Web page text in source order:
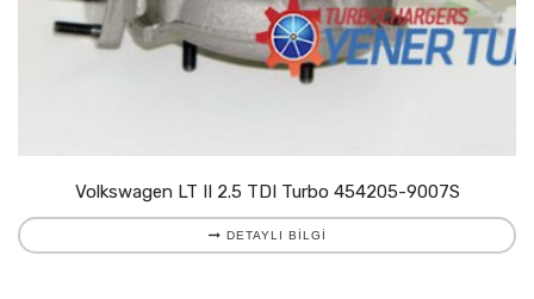
Volkswagen LT II 2.5 TDI Turbo 454205-9007S
DETAYLI BILGI